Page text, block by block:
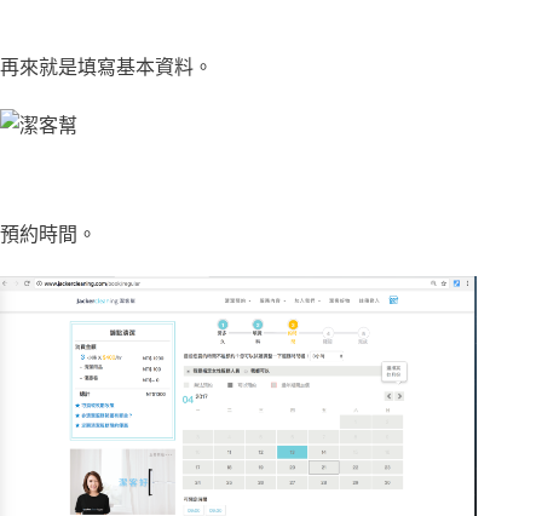
再來就是填寫基本資料。
預約時間。